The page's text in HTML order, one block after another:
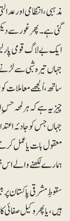
مذہبی ، انتظامی اور
گئی ہے۔ پھر غور سے
ایک بے لاگ قومی
جہاں تیرہ شبی سے
ساتھ، اُلجھے معاملات
چیز یہ ہے کہ ہرلمحہ
جہاں جس کو جادئہ
معقول بات یا عمل کرتے
ہمارے لکھنے والے اس
سقوطِ مشرقی پاکستان
ہیں، یا پھر وکیل صفائی